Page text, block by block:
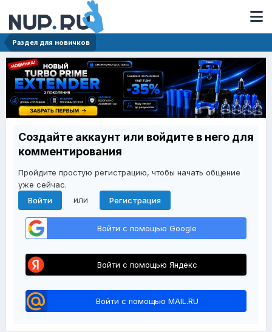
Раздел для новичков
Создайте аккаунт или войдите в него для
комментирования
Пройдите простую регистрацию, чтобы начать общение
уже сейчас.
Войти
или Регистрация
Войти с помощью Google
Войти с помощью Яндекс
Войти с помощью MAIL.RU